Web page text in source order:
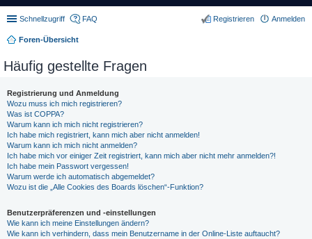
Schnellzugriff FAQ Anmelden
Registrieren
Foren-Übersicht
Häufig gestellte Fragen
Registrierung und Anmeldung
Wozu muss ich mich registrieren?
Was ist COPPA?
Warum kann ich mich nicht registrieren?
Ich habe mich registriert, kann mich aber nicht anmelden!
Warum kann ich mich nicht anmelden?
Ich habe mich vor einiger Zeit registriert, kann mich aber nicht mehr anmelden?!
Ich habe mein Passwort vergessen!
Warum werde ich automatisch abgemeldet?
Wozu ist die „Alle Cookies des Boards löschen“-Funktion?
Benutzerpräferenzen und -einstellungen
Wie kann ich meine Einstellungen ändern?
Wie kann ich verhindern, dass mein Benutzername in der Online-Liste auftaucht?